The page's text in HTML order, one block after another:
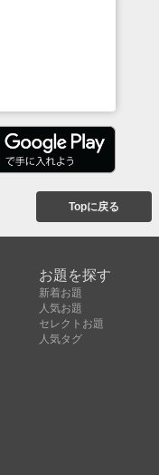
Topに戻る
お題を探す
新着お題
人気お題
セレクトお題
人気タグ